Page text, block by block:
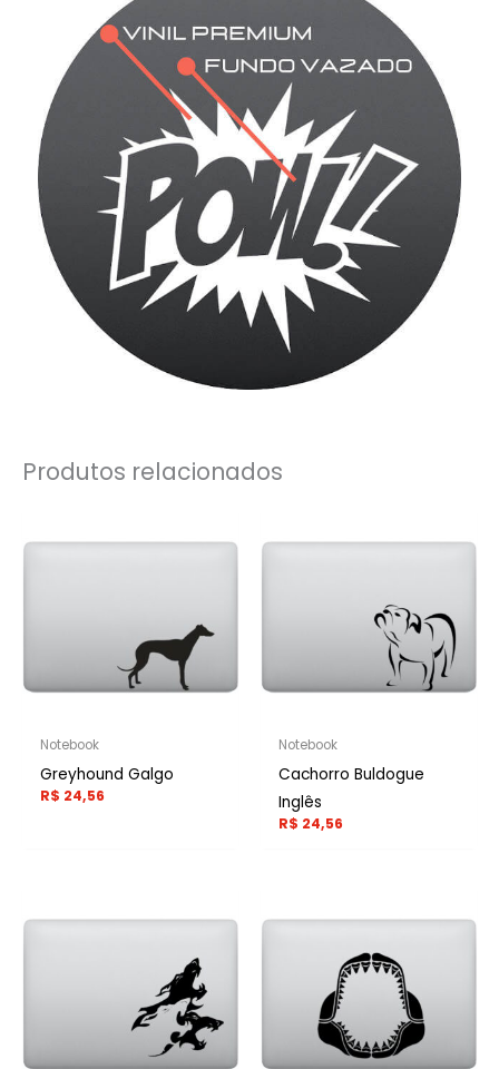
Produtos relacionados
Notebook
Greyhound Galgo
R$ 24,56
Notebook
Cachorro Buldogue
Inglês
R$ 24,56